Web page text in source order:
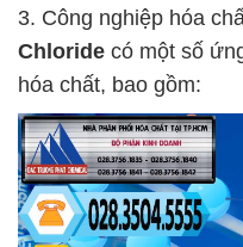
3. Công nghiệp hóa
Chloride có một số
hóa chất, bao gồm: